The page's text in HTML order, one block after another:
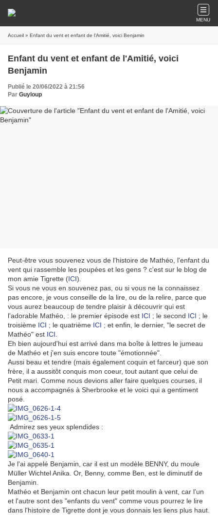
MENU
Accueil » Enfant du vent et enfant de l'Amitié, voici Benjamin
Enfant du vent et enfant de l'Amitié, voici
Benjamin
Publié le 20/06/2022 à 21:56
Par Guyloup
Peut-être vous souvenez vous de l'histoire de Mathéo, l'enfant du
vent qui rassemble les poupées et les gens ? c'est sur le blog de
mon amie Tigrette (ICI).
Si vous ne vous en souvenez pas, ou si vous ne la connaissez
pas encore, je vous conseille de la lire, ou de la relire, parce que
vous aurez beaucoup de tendre plaisir à découvrir qui est
l'adorable Mathéo, : le premier épisode est ICI ; le second ICI ; le
troisième ICI ; le quatrième ICI ; et enfin, le dernier, "le secret de
Mathéo" est ICI.
Eh bien aujourd'hui est arrivé dans ma boîte à lettres le jumeau
de Mathéo et j'en suis encore toute "émotionnée".
Aussi beau et tendre (mais également coquin et farceur) que son
frère, il a aussitôt conquis mon coeur, tout autant que celui de
Petit mari. Comme nous devions aller faire quelques courses, il
nous a accompagnés à Sherbrooke et le voici qui a gentiment
posé.
Admirez ses yeux splendides :
Je l'ai appelé Benjamin, car il est un modèle BENNY, du moule
Müller Wichtel Anika. Or, Benny, comme Ben, est le diminutif de
Benjamin.
Mathéo et Benjamin ont chacun leur petit moulin à vent, car l'un
et l'autre sont des "enfants du vent" comme vous pourrez le lire
dans l'histoire de Tigrette dont je vous donnais les liens plus haut.